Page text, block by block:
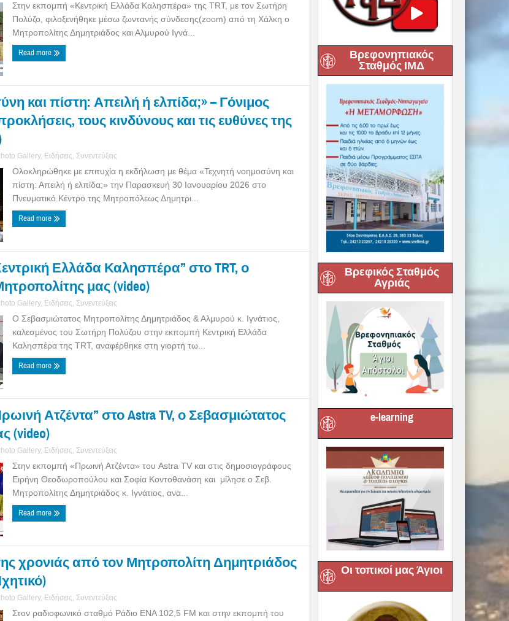
Στην εκπομπή «Κεντρική Ελλάδα Καλησπέρα» της TRT, με τον Σωτήρη
Πολύζο, φιλοξενήθηκε μέσω ζωντανής σύνδεσης(zoom) από τη Χάλκη ο
Μητροπολίτης Δημητριάδος και Αλμυρού Ιγνά...
Read more
και πίστη: Απειλή ή ελπίδα;» – Γόνιμος
τους κινδύνους και τις ευθύνες της
Gallery, Ειδήσεις, Συνεντεύξεις
Ολοκληρώθηκε με επιτυχία η εκδήλωση με θέμα «Τεχνητή νοημοσύνη και
πίστη: Απειλή ή ελπίδα;» την Παρασκευή 30 Ιανουαρίου 2026 στο
Πνευματικό Κέντρο της Μητροπόλεως Δημητρι...
Read more
Ελλάδα Καλησπέρα” στο TRT, ο
μας (video)
Gallery, Ειδήσεις, Συνεντεύξεις
Ο Σεβασμιώτατος Μητροπολίτης Δημητριάδος & Αλμυρού κ. Ιγνάτιος,
καλεσμένος του Σωτήρη Πολύζου στην εκπομπή Κεντρική Ελλάδα
Καλησπέρα της TRT, αναφέρθηκε στη γιορτή τω...
Read more
Ατζέντα” στο Astra TV, ο Σεβασμιώτατος
(video)
Gallery, Ειδήσεις, Συνεντεύξεις
Στην εκπομπή «Πρωινή Ατζέντα» του Astra TV και στις δημοσιογράφους
Ειρήνη Θεοδωροπούλου και Σοφία Κοντοθανάση και μίλησε ο Σεβ.
Μητροπολίτης Δημητριάδος κ. Ιγνάτιος, ανα...
Read more
χρονιάς από τον Μητροπολίτη Δημητριάδος
Gallery, Ειδήσεις, Συνεντεύξεις
Στον ραδιοφωνικό σταθμό Ράδιο ΕΝΑ 102,5 FM και στην εκπομπή του
Βρεφονηπιακός
Σταθμός ΙΜΔ
Βρεφικός Σταθμός
Αγριάς
e-learning
Οι τοπικοί μας Άγιοι